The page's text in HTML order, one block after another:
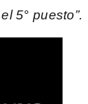
5° puesto”.